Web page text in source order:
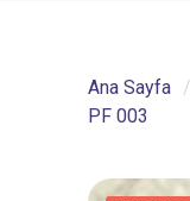
Ana Sayfa /
PF 003